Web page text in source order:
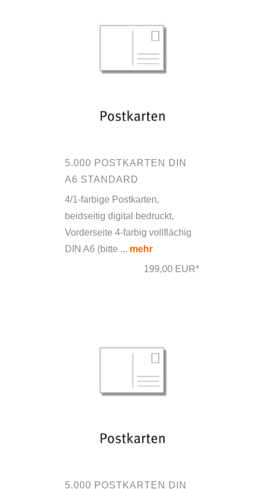
5.000 POSTKARTEN DIN
A6 STANDARD
4/1-farbige Postkarten,
beidseitig digital bedruckt,
Vorderseite 4-farbig vollflächig
DIN A6 (bitte ... mehr
199,00 EUR*
5.000 POSTKARTEN DIN